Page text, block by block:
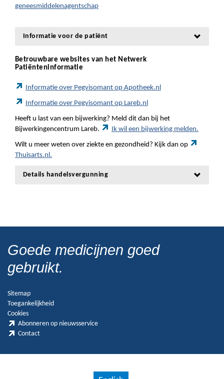
geneesmiddelenagentschap
Informatie voor de patiënt
Betrouwbare websites van het Netwerk
Patiënteninformatie
Informatie over Pegvisomant op Apotheek.nl
Informatie over Pegvisomant op Lareb.nl
Heeft u last van een bijwerking? Meld dit dan bij het
Bijwerkingencentrum Lareb.
Ik wil een bijwerking melden.
Wilt u meer weten over ziekte en gezondheid? Kijk dan op
Thuisarts.nl.
Details handelsvergunning
Goede medicijnen goed
gebruikt.
Sitemap
Toegankelijkheid
Cookies
Abonneren op nieuwsservice
Contact